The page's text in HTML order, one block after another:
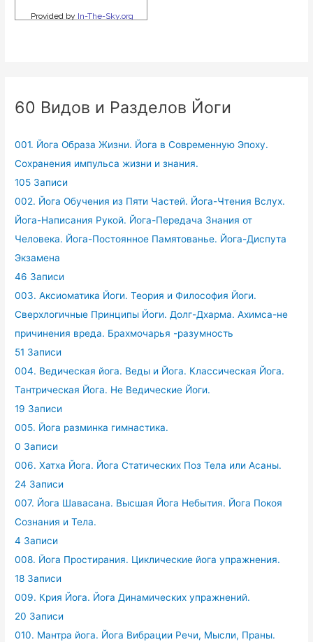
60 Видов и Разделов Йоги
001. Йога Образа Жизни. Йога в Современную Эпоху.
Сохранения импульса жизни и знания.
105 Записи
002. Йога Обучения из Пяти Частей. Йога-Чтения Вслух.
Йога-Написания Рукой. Йога-Передача Знания от
Человека. Йога-Постоянное Памятованье. Йога-Диспута
Экзамена
46 Записи
003. Аксиоматика Йоги. Теория и Философия Йоги.
Сверхлогичные Принципы Йоги. Долг-Дхарма. Ахимса-не
причинения вреда. Брахмочарья -разумность
51 Записи
004. Ведическая йога. Веды и Йога. Классическая Йога.
Тантрическая Йога. Не Ведические Йоги.
19 Записи
005. Йога разминка гимнастика.
0 Записи
006. Хатха Йога. Йога Статических Поз Тела или Асаны.
24 Записи
007. Йога Шавасана. Высшая Йога Небытия. Йога Покоя
Сознания и Тела.
4 Записи
008. Йога Простирания. Циклические йога упражнения.
18 Записи
009. Крия Йога. Йога Динамических упражнений.
20 Записи
010. Мантра йога. Йога Вибрации Речи, Мысли, Праны.